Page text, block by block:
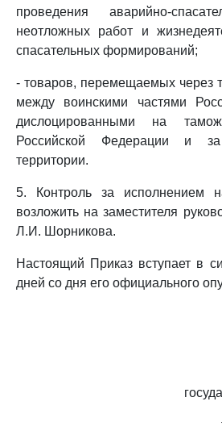
проведения аварийно-
неотложных работ и
спасательных формирований;
- товаров, перемещаемых через
между воинскими частями
дислоцированными на
Российской Федерации и
территории.
5. Контроль за исполнением
возложить на заместителя
Л.И. Шорникова.
Настоящий Приказ вступает в
дней со дня его официального